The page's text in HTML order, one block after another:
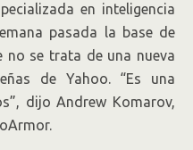
en inteligencia
pasada la base de
no se trata de una nueva
de Yahoo. “Es una
dijo Andrew Komarov,